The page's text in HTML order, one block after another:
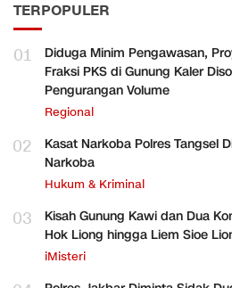
TERPOPULER
01
Diduga Minim Pengawasan,
Fraksi PKS di Gunung Kaler
Pengurangan Volume
Regional
02
Kasat Narkoba Polres Tangsel
Narkoba
Hukum & Kriminal
03
Kisah Gunung Kawi dan Dua
Hok Liong hingga Liem Sioe
iMisteri